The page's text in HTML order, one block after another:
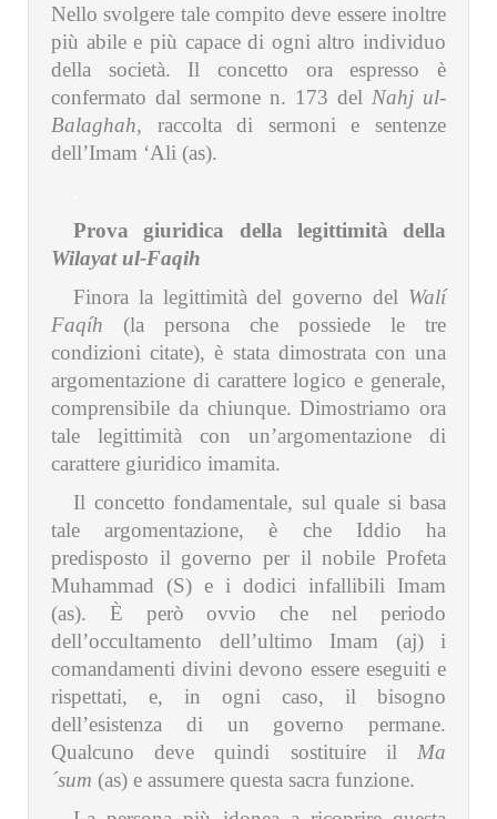
Nello svolgere tale compito deve essere inoltre
più abile e più capace di ogni altro individuo
della società. Il concetto ora espresso è
confermato dal sermone n. 173 del Nahj ul-
Balaghah, raccolta di sermoni e sentenze
dell’Imam ‘Ali (as).
Prova giuridica della legittimità della
Wilayat ul-Faqih
Finora la legittimità del governo del Walí
Faqíh (la persona che possiede le tre
condizioni citate), è stata dimostrata con una
argomentazione di carattere logico e generale,
comprensibile da chiunque. Dimostriamo ora
tale legittimità con un’argomentazione di
carattere giuridico imamita.
Il concetto fondamentale, sul quale si basa
tale argomentazione, è che Iddio ha
predisposto il governo per il nobile Profeta
Muhammad (S) e i dodici infallibili Imam
(as). È però ovvio che nel periodo
dell’occultamento dell’ultimo Imam (aj) i
comandamenti divini devono essere eseguiti e
rispettati, e, in ogni caso, il bisogno
dell’esistenza di un governo permane.
Qualcuno deve quindi sostituire il Ma
´sum (as) e assumere questa sacra funzione.